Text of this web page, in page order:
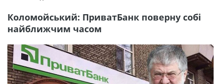
Коломойський: ПриватБанк поверну собі
найближчим часом